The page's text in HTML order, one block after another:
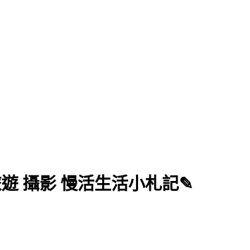
攝影 慢活生活小札記✎